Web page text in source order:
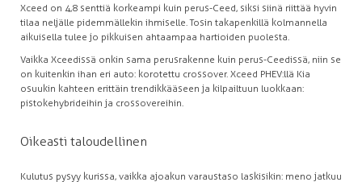
Xceed on 4,8 senttiä korkeampi kuin perus-Ceed, siksi siinä riittää hyvin
tilaa neljälle pidemmällekin ihmiselle. Tosin takapenkillä kolmannella
aikuisella tulee jo pikkuisen ahtaampaa hartioiden puolesta.
Vaikka Xceedissä onkin sama perusrakenne kuin perus-Ceedissä, niin se
on kuitenkin ihan eri auto: korotettu crossover. Xceed PHEV:llä Kia
osuukin kahteen erittäin trendikkääseen ja kilpailtuun luokkaan:
pistokehybrideihin ja crossovereihin.
Oikeasti taloudellinen
Kulutus pysyy kurissa, vaikka ajoakun varaustaso laskisikin: meno jatkuu